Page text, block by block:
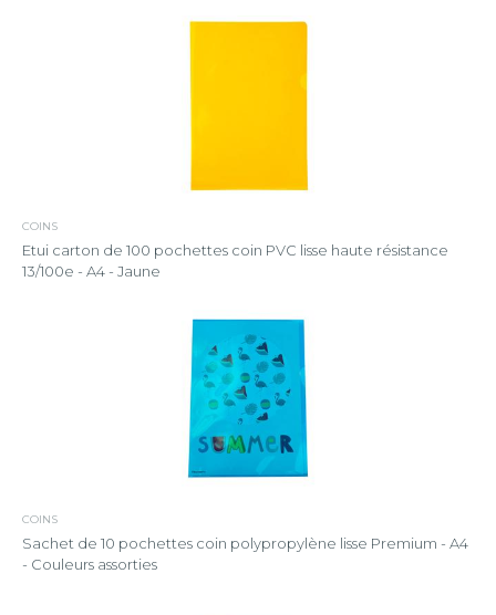
COINS
Etui carton de 100 pochettes coin PVC lisse haute résistance
13/100e - A4 - Jaune
COINS
Sachet de 10 pochettes coin polypropylène lisse Premium - A4
- Couleurs assorties